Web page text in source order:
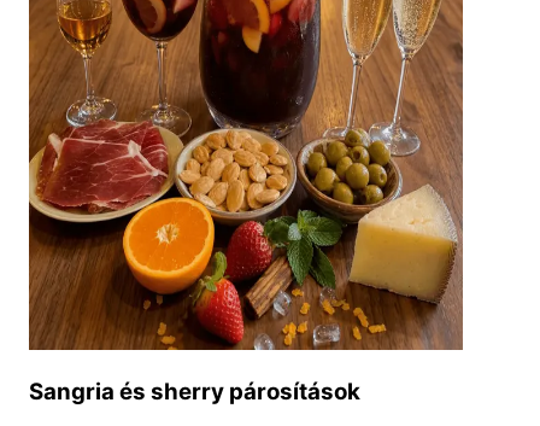
Sangria és sherry párosítások